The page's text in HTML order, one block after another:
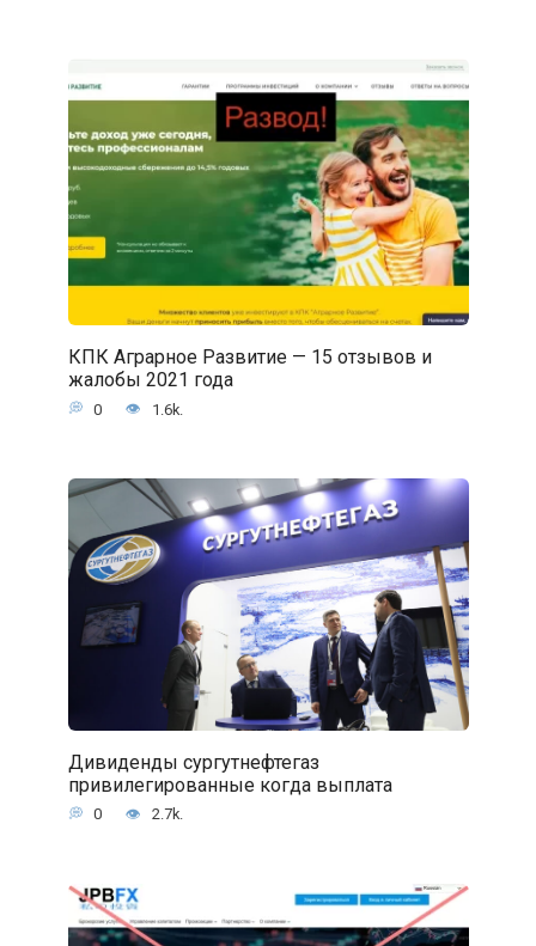
КПК Аграрное Развитие — 15 отзывов и
жалобы 2021 года
0 1.6k.
Дивиденды сургутнефтегаз
привилегированные когда выплата
0 2.7k.